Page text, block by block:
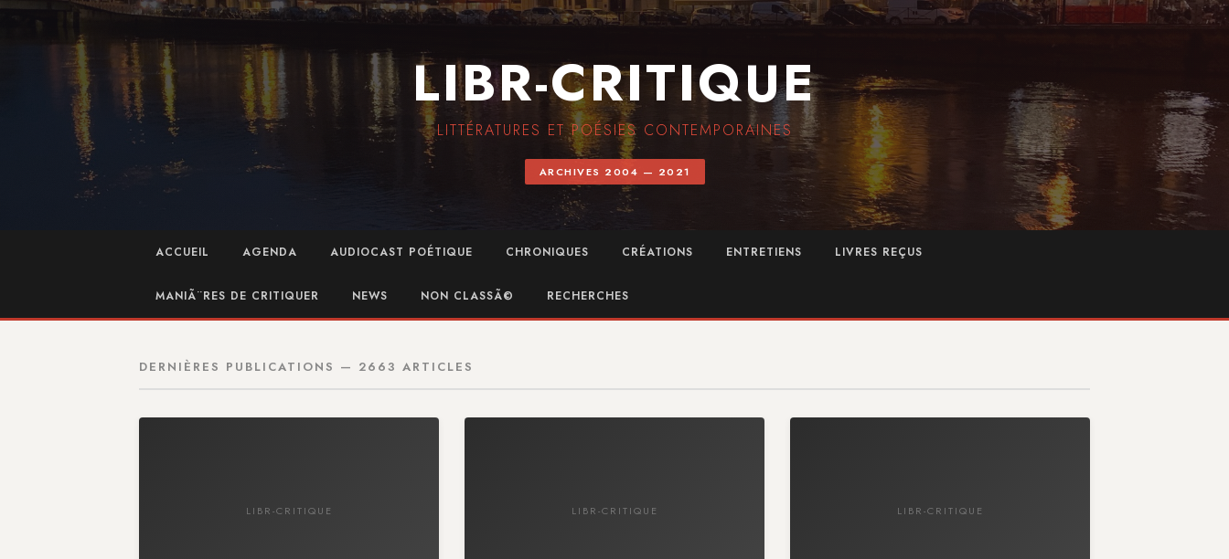
LIBR-CRITIQUE
LITTÉRATURES ET POÉSIES CONTEMPORAINES
ARCHIVES 2004 — 2021
ACCUEIL AGENDA AUDIOCAST POÉTIQUE CHRONIQUES CRÉATIONS ENTRETIENS LIVRES REÇUS
MANIÃ¨RES DE CRITIQUER NEWS NON CLASSÃ© RECHERCHES
DERNIÈRES PUBLICATIONS — 2663 ARTICLES
LIBR-CRITIQUE LIBR-CRITIQUE LIBR-CRITIQUE